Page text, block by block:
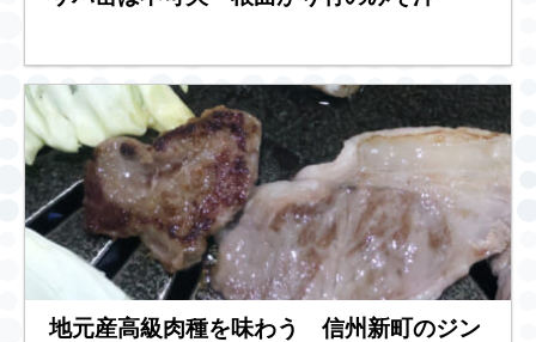
地元産高級肉種を味わう 信州新町のジン